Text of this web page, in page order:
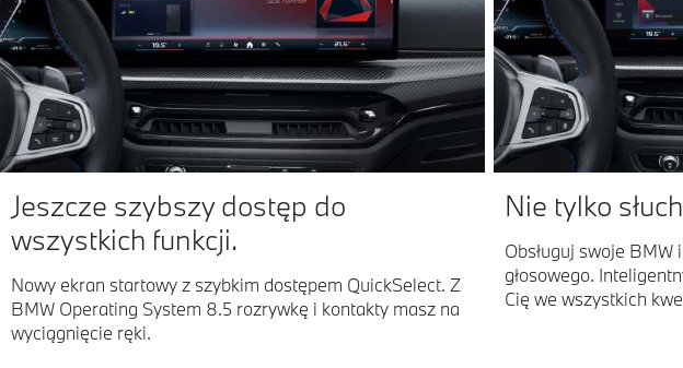
Jeszcze szybszy dostęp do
wszystkich funkcji.
Nowy ekran startowy z szybkim dostępem QuickSelect. Z
BMW Operating System 8.5 rozrywkę i kontakty masz na
wyciągnięcie ręki.
Nie tylko
Obsługuj swoje
głosowego.
Cię we wszystkich